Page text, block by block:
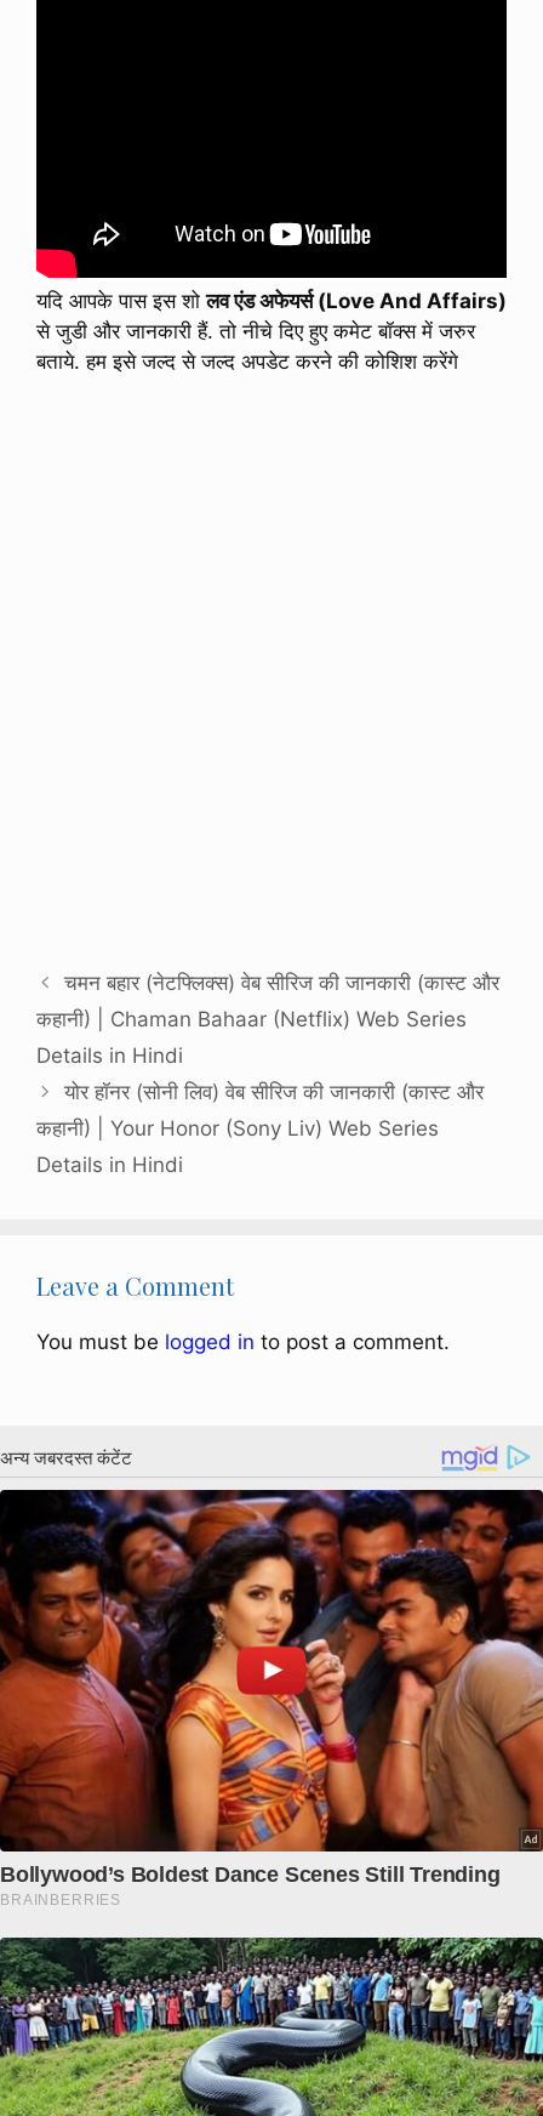
यदि आपके पास इस शोलव एंड अफेयर्स (Love And Affairs)
से जुडी और जानकारी हैं. तो नीचे दिए हुए कमेट बॉक्स में जरुर
बताये. हम इसे जल्द से जल्द अपडेट करने की कोशिश करेंगे
चमन बहार (नेटफ्लिक्स) वेब सीरिज की जानकारी (कास्ट और
कहानी) | Chaman Bahaar (Netflix) Web Series
Details in Hindi
योर हॉनर (सोनी लिव) वेब सीरिज की जानकारी (कास्ट और
कहानी) | Your Honor (Sony Liv) Web Series
Details in Hindi
Leave a Comment
You must be logged in to post a comment.